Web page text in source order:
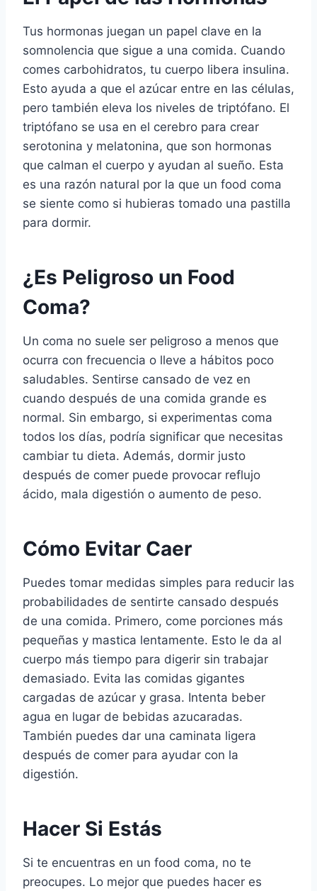
Tus hormonas juegan un papel clave en la
somnolencia que sigue a una comida. Cuando
comes carbohidratos, tu cuerpo libera insulina.
Esto ayuda a que el azúcar entre en las células,
pero también eleva los niveles de triptófano. El
triptófano se usa en el cerebro para crear
serotonina y melatonina, que son hormonas
que calman el cuerpo y ayudan al sueño. Esta
es una razón natural por la que un food coma
se siente como si hubieras tomado una pastilla
para dormir.
¿Es Peligroso un Food
Coma?
Un coma no suele ser peligroso a menos que
ocurra con frecuencia o lleve a hábitos poco
saludables. Sentirse cansado de vez en
cuando después de una comida grande es
normal. Sin embargo, si experimentas coma
todos los días, podría significar que necesitas
cambiar tu dieta. Además, dormir justo
después de comer puede provocar reflujo
ácido, mala digestión o aumento de peso.
Cómo Evitar Caer
Puedes tomar medidas simples para reducir las
probabilidades de sentirte cansado después
de una comida. Primero, come porciones más
pequeñas y mastica lentamente. Esto le da al
cuerpo más tiempo para digerir sin trabajar
demasiado. Evita las comidas gigantes
cargadas de azúcar y grasa. Intenta beber
agua en lugar de bebidas azucaradas.
También puedes dar una caminata ligera
después de comer para ayudar con la
digestión.
Hacer Si Estás
Si te encuentras en un food coma, no te
preocupes. Lo mejor que puedes hacer es